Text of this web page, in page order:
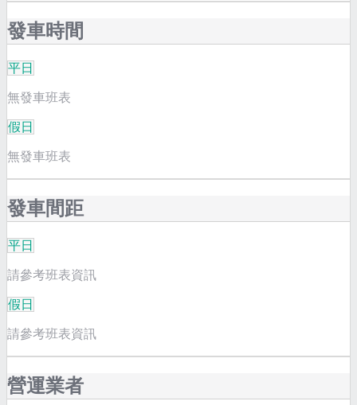
發車時間
平日
無發車班表
假日
無發車班表
發車間距
平日
請參考班表資訊
假日
請參考班表資訊
營運業者